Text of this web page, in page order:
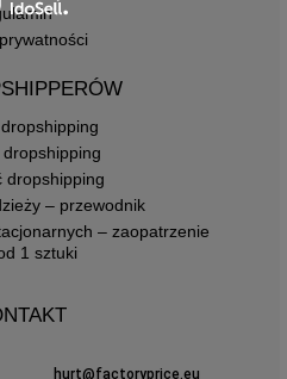
dropshipping
– przewodnik
– zaopatrzenie
1 sztuki
hurt@factoryprice.eu